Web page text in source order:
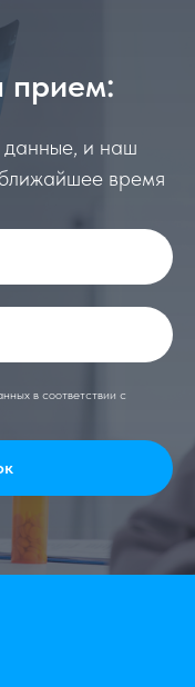
прием:
данные, и наш
время
в соответствии с